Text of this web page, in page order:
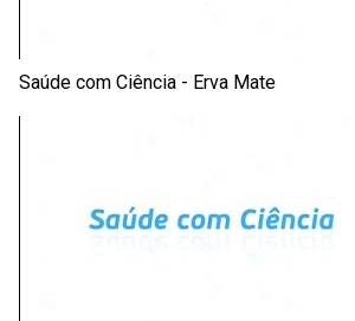
Saúde com Ciência - Erva Mate